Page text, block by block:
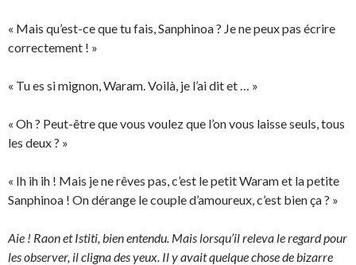
« Mais qu’est-ce que tu fais, Sanphinoa ? Je ne peux pas écrire
correctement ! »
« Tu es si mignon, Waram. Voilà, je l’ai dit et … »
« Oh ? Peut-être que vous voulez que l’on vous laisse seuls, tous
les deux ? »
« Ih ih ih ! Mais je ne rêves pas, c’est le petit Waram et la petite
Sanphinoa ! On dérange le couple d’amoureux, c’est bien ça ? »
Aie ! Raon et Istiti, bien entendu. Mais lorsqu’il releva le regard pour
les observer, il cligna des yeux. Il y avait quelque chose de bizarre